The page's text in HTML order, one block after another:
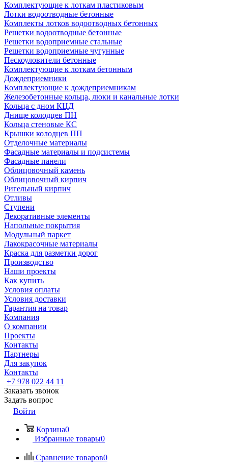
Комплектующие к лоткам пластиковым
Лотки водоотводные бетонные
Комплекты лотков водоотводных бетонных
Решетки водоотводные бетонные
Решетки водоприемные стальные
Решетки водоприемные чугунные
Пескоуловители бетонные
Комплектующие к лоткам бетонным
Дождеприемники
Комплектующие к дождеприемникам
Железобетонные кольца, люки и канальные лотки
Кольца с дном КЦД
Днище колодцев ПН
Кольца стеновые КС
Крышки колодцев ПП
Отделочные материалы
Фасадные материалы и подсистемы
Фасадные панели
Облицовочный камень
Облицовочный кирпич
Ригельный кирпич
Отливы
Ступени
Декоративные элементы
Напольные покрытия
Модульный паркет
Лакокрасочные материалы
Краска для разметки дорог
Производство
Наши проекты
Как купить
Условия оплаты
Условия доставки
Гарантия на товар
Компания
О компании
Проекты
Контакты
Партнеры
Для закупок
Контакты
+7 978 022 44 11
Заказать звонок
Задать вопрос
Войти
Корзина0
Избранные товары0
Сравнение товаров0